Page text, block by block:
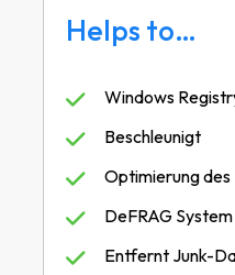
Helps to…
Windows
Beschleunigt
Optimierung des
DeFRAG System
Entfernt Junk-